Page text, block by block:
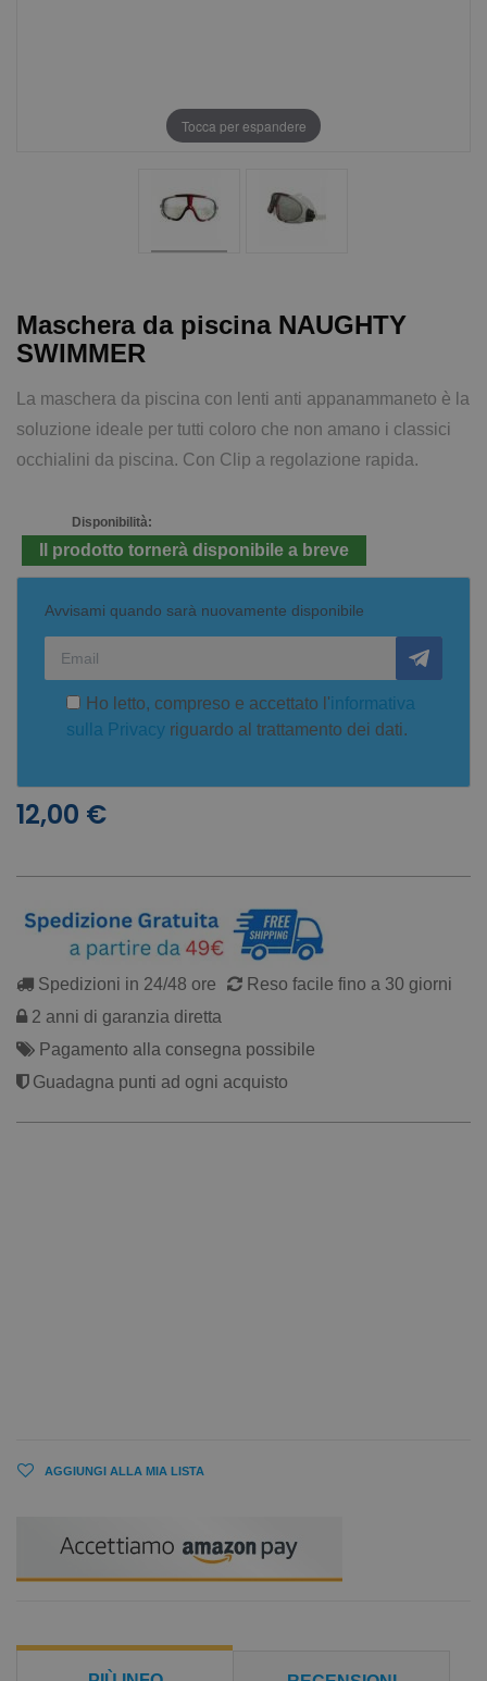
Tocca per espandere
Maschera da piscina NAUGHTY
SWIMMER
La maschera da piscina con lenti anti appanammaneto è la
soluzione ideale per tutti coloro che non amano i classici
occhialini da piscina. Con Clip a regolazione rapida.
Disponibilità:
Il prodotto tornerà disponibile a breve
Avvisami quando sarà nuovamente disponibile
Ho letto, compreso e accettato l'informativa
sulla Privacy riguardo al trattamento dei dati.
12,00 €
Spedizioni in 24/48 ore
Reso facile fino a 30 giorni
2 anni di garanzia diretta
Pagamento alla consegna possibile
Guadagna punti ad ogni acquisto
AGGIUNGI ALLA MIA LISTA